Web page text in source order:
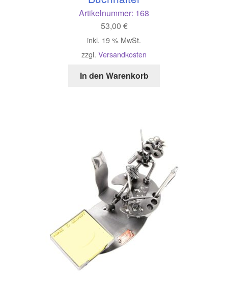
Artikelnummer: 168
53,00 €
inkl. 19 % MwSt.
zzgl. Versandkosten
In den Warenkorb